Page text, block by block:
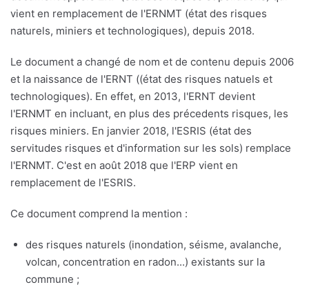
vient en remplacement de l'ERNMT (état des risques
naturels, miniers et technologiques), depuis 2018.
Le document a changé de nom et de contenu depuis 2006
et la naissance de l'ERNT ((état des risques natuels et
technologiques). En effet, en 2013, l'ERNT devient
l'ERNMT en incluant, en plus des précedents risques, les
risques miniers. En janvier 2018, l'ESRIS (état des
servitudes risques et d'information sur les sols) remplace
l'ERNMT. C'est en août 2018 que l'ERP vient en
remplacement de l'ESRIS.
Ce document comprend la mention :
des risques naturels (inondation, séisme, avalanche,
volcan, concentration en radon...) existants sur la
commune ;